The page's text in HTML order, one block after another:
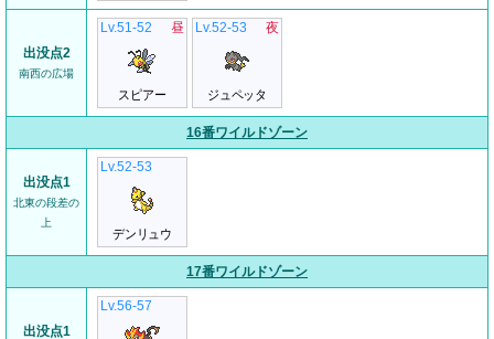
出没点2
南西の広場
Lv.51-52
スピアー
昼 Lv.52-53
ジュペッタ
夜
16番ワイルドゾーン
出没点1
北東の段差の
上
Lv.52-53
デンリュウ
17番ワイルドゾーン
出没点1
Lv.56-57